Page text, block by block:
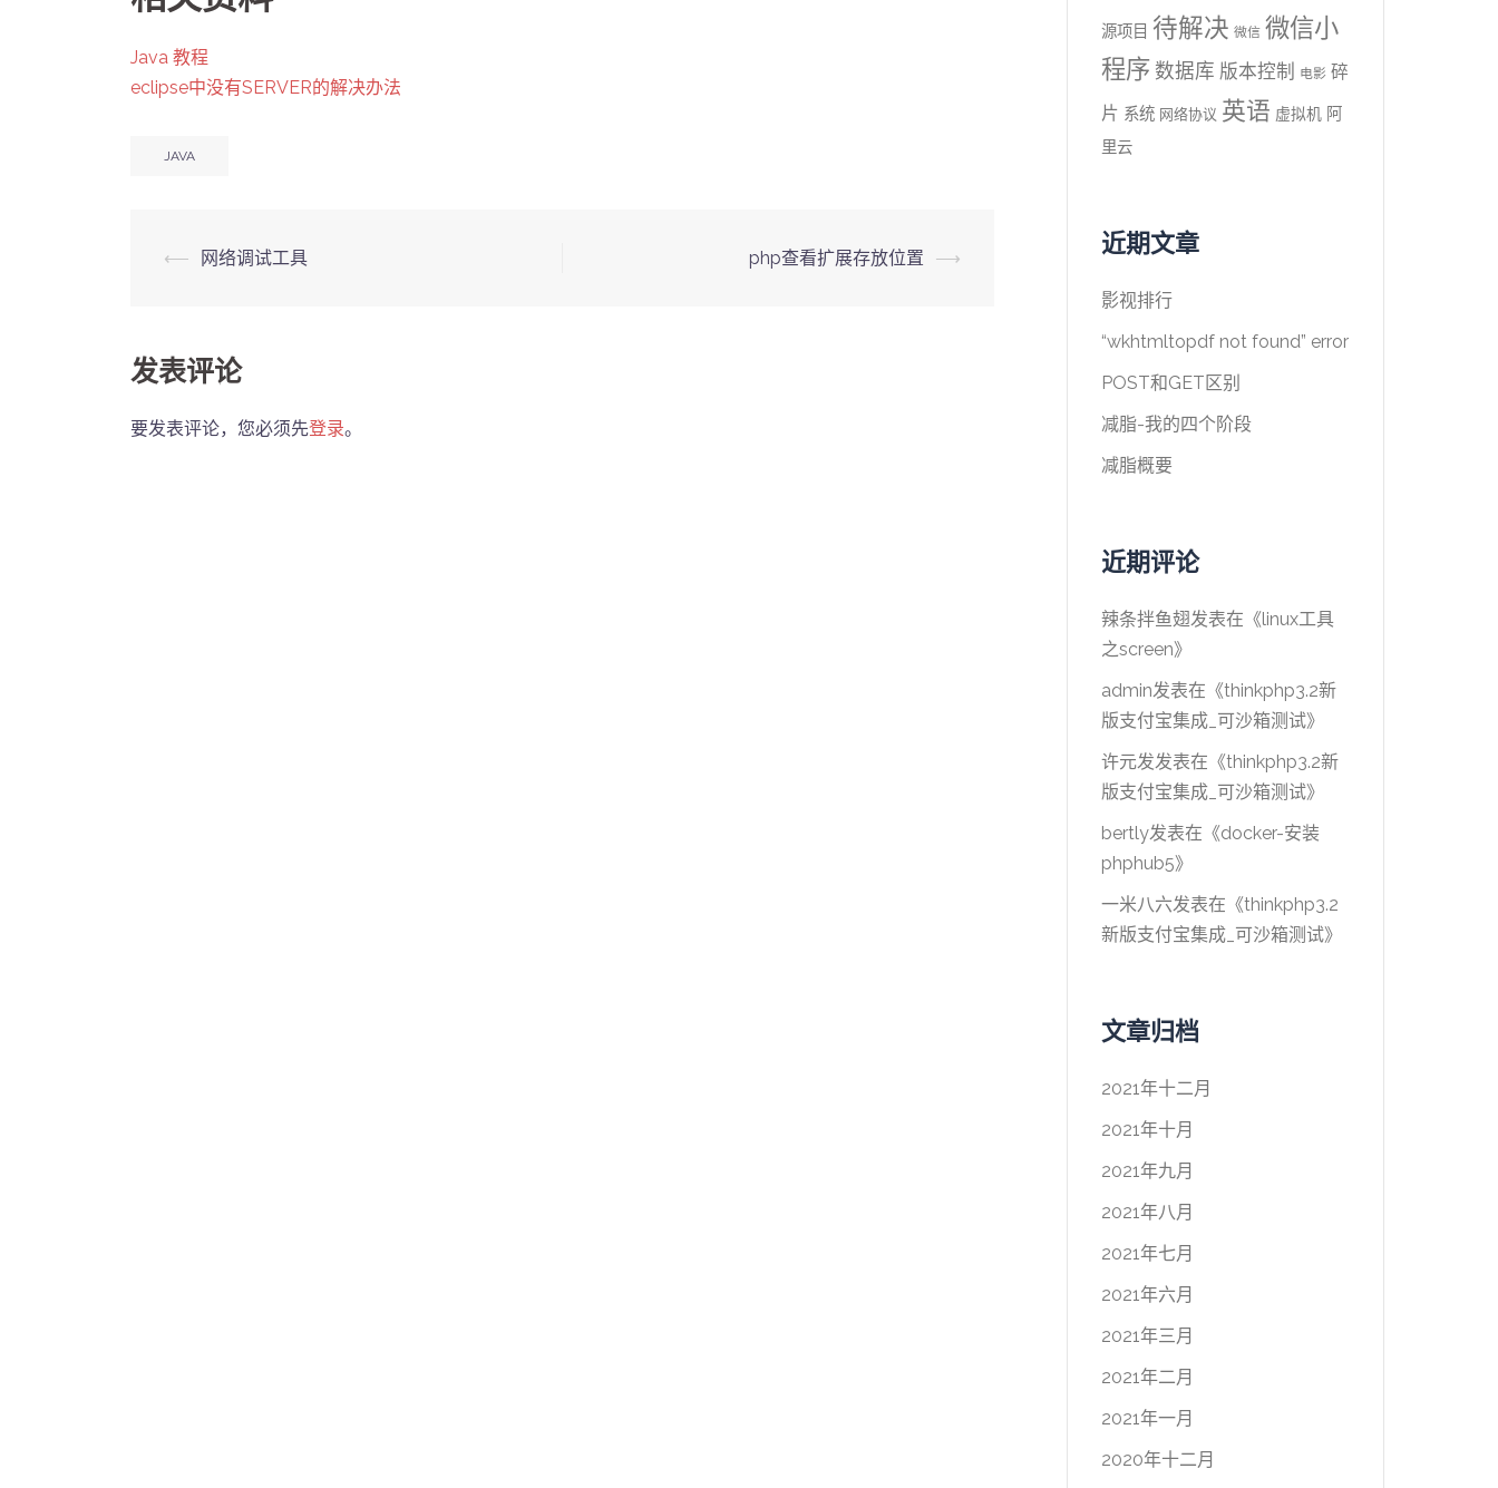
Java 教程
eclipse中没有SERVER的解决办法
JAVA
Post
⟵ 网络调试工具 php查看扩展存放位置 ⟶
发表评论
要发表评论，您必须先登录。
源项目 待解决 微信 微信小
程序 数据库 版本控制 电影 碎
片 系统 网络协议 英语 虚拟机 阿
里云
近期文章
影视排行
“wkhtmltopdf not found” error
POST和GET区别
减脂-我的四个阶段
减脂概要
近期评论
辣条拌鱼翅发表在《linux工具
之screen》
admin发表在《thinkphp3.2新
版支付宝集成_可沙箱测试》
许元发发表在《thinkphp3.2新
版支付宝集成_可沙箱测试》
bertly发表在《docker-安装
phphub5》
一米八六发表在《thinkphp3.2
新版支付宝集成_可沙箱测试》
文章归档
2021年十二月
2021年十月
2021年九月
2021年八月
2021年七月
2021年六月
2021年三月
2021年二月
2021年一月
2020年十二月